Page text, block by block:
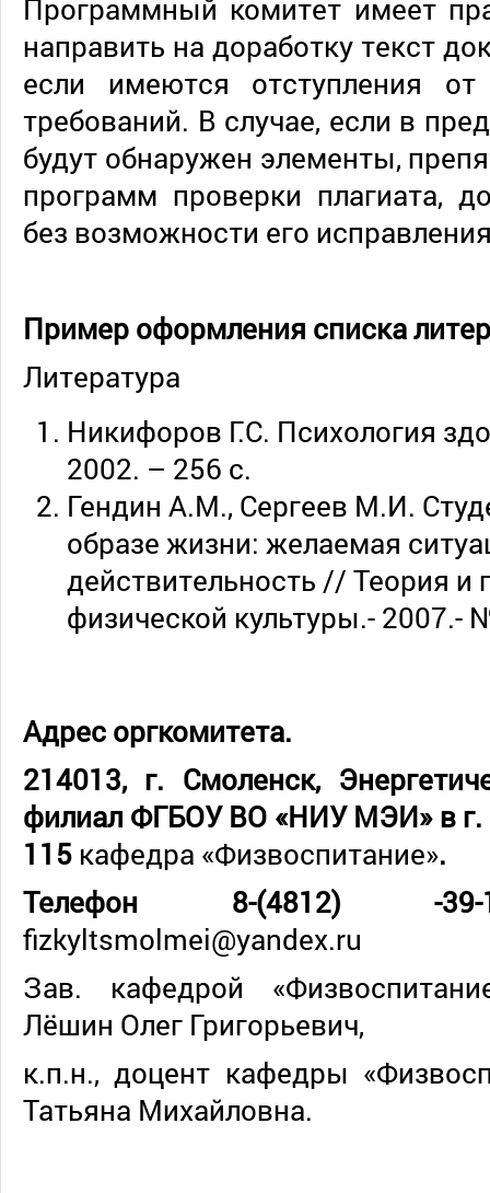
Программный комитет имеет
направить на доработку текст
если имеются отступления
требований. В случае, если в
будут обнаружен элементы,
программ проверки плагиата,
без возможности его
Пример оформления списка
Литература
Никифоров Г.С. Психология
2002. – 256 с.
Гендин А.М., Сергеев М.И.
образе жизни: желаемая
действительность // Теория и
физической культуры.- 2007.-
Адрес оргкомитета.
214013, г. Смоленск,
филиал ФГБОУ ВО «НИУ МЭИ» в
115 кафедра «Физвоспитание».
Телефон 8-(4812) -39-
fizkyltsmolmei@yandex.ru
Зав. кафедрой
Лёшин Олег Григорьевич,
к.п.н., доцент кафедры
Татьяна Михайловна.